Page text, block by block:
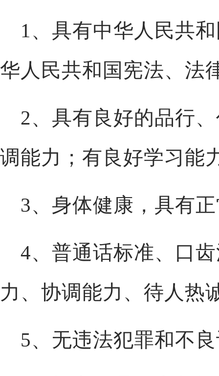
1、具有中华人民共
华人民共和国宪法、法
2、具有良好的品行
调能力；有良好学习能
3、身体健康，具有
4、普通话标准、口
力、协调能力、待人热
5、无违法犯罪和不